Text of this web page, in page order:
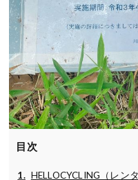
目次
HELLOCYCLING（レン